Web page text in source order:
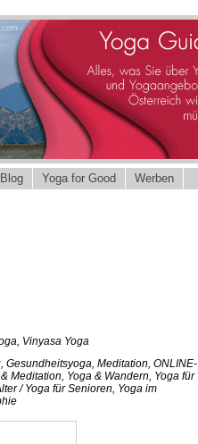
Blog Yoga for Good Werben
Vinyasa Yoga
Meditation, ONLINE-
Meditation, Yoga & Wandern, Yoga für
/ Yoga für Senioren, Yoga im